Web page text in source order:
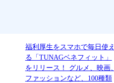
福利厚生をスマホで毎日使
る「TUNAGベネフィット」
をリリース！ グルメ、映画
ファッションなど、100種類